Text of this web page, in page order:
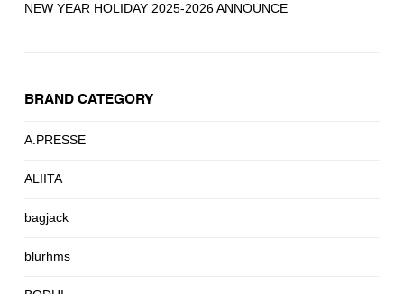
NEW YEAR HOLIDAY 2025-2026 ANNOUNCE
BRAND CATEGORY
A.PRESSE
ALIITA
bagjack
blurhms